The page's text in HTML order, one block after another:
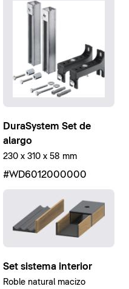
DuraSystem Set de
alargo
230 x 310 x 58 mm
#WD6012000000
Set sistema interior
Roble natural macizo